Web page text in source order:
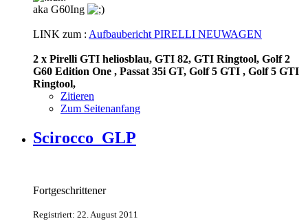
aka G60Ing
LINK zum : Aufbaubericht PIRELLI NEUWAGEN
2 x Pirelli GTI heliosblau, GTI 82, GTI Ringtool, Golf 2
G60 Edition One , Passat 35i GT, Golf 5 GTI , Golf 5 GTI
Ringtool,
Zitieren
Zum Seitenanfang
Scirocco_GLP
Fortgeschrittener
Registriert: 22. August 2011